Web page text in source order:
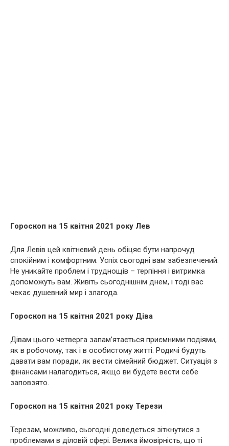
Гороскоп на 15 квітня 2021 року Лев
Для Левів цей квітневий день обіцяє бути напрочуд
спокійним і комфортним. Успіх сьогодні вам забезпечений.
Не уникайте проблем і труднощів – терпіння і витримка
допоможуть вам. Живіть сьогоднішнім днем, і тоді вас
чекає душевний мир і злагода.
Гороскоп на 15 квітня 2021 року Діва
Дівам цього четверга запам’ятається приємними подіями,
як в робочому, так і в особистому житті. Родичі будуть
давати вам поради, як вести сімейний бюджет. Ситуація з
фінансами налагодиться, якщо ви будете вести себе
заповзято.
Гороскоп на 15 квітня 2021 року Терези
Терезам, можливо, сьогодні доведеться зіткнутися з
проблемами в діловій сфері. Велика ймовірність, що ті